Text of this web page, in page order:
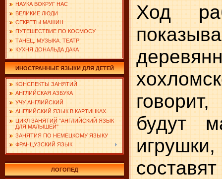
НАУКА ВОКРУГ НАС
ВЕЛИКИЕ ЛЮДИ
СЕКРЕТЫ МАШИН
ПУТЕШЕСТВИЕ ПО КОСМОСУ
ТАНЕЦ. МУЗЫКА. ТЕАТР
КУХНЯ ДОНАЛЬДА ДАКА
ИНОСТРАННЫЕ ЯЗЫКИ ДЛЯ ДЕТЕЙ
КОНСПЕКТЫ ЗАНЯТИЙ
АНГЛИЙСКАЯ АЗБУКА
УЧУ АНГЛИЙСКИЙ
АНГЛИЙСКИЙ ЯЗЫК В КАРТИНКАХ
ЦИКЛ ЗАНЯТИЙ "АНГЛИЙСКИЙ ЯЗЫК
ДЛЯ МАЛЫШЕЙ"
ЗАНЯТИЯ ПО НЕМЕЦКОМУ ЯЗЫКУ
ФРАНЦУЗСКИЙ ЯЗЫК
ЛОГОПЕД
Ход
будут